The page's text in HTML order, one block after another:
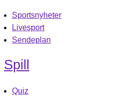
Sportsnyheter
Livesport
Sendeplan
Spill
Quiz